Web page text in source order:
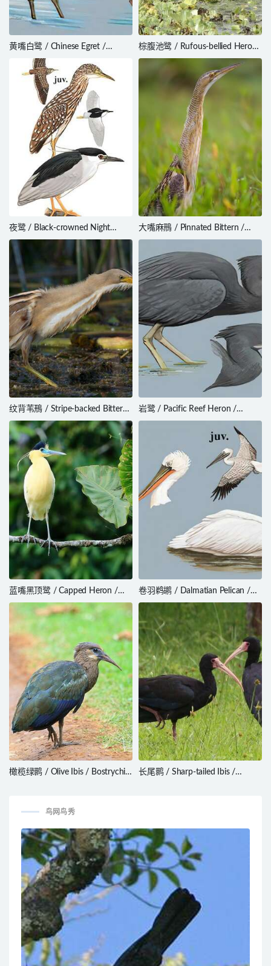
黄嘴白鹭 / Chinese Egret /
Egretta eulophotes
棕腹池鹭 / Rufous-bellied Heron
/ Ardeola rufiventris
夜鹭 / Black-crowned Night
Heron / Nycticorax nycticorax
大嘴麻鳽 / Pinnated Bittern /
Botaurus pinnatus
纹背苇鳽 / Stripe-backed Bittern
/ Ixobrychus involucris
岩鹭 / Pacific Reef Heron /
Egretta sacra
蓝嘴黑顶鹭 / Capped Heron /
Pilherodius pileatus
卷羽鹈鹕 / Dalmatian Pelican /
Pelecanus crispus
橄榄绿鹮 / Olive Ibis / Bostrychia
长尾鹮 / Sharp-tailed Ibis /
鸟网鸟秀